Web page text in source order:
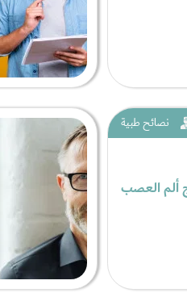
نصائح طبية
ألم العصب